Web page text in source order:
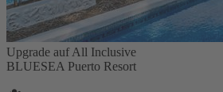
Upgrade auf All Inclusive
BLUESEA Puerto Resort